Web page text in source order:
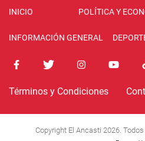
INICIO POLÍTICA Y
INFORMACIÓN GENERAL
Términos y Condiciones
Copyright El Ancasti 2026.